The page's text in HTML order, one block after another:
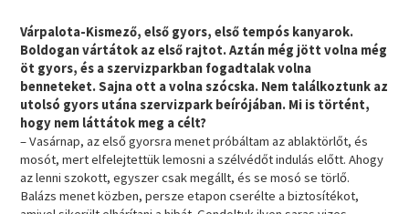
Várpalota-Kismező, első gyors, első tempós kanyarok.
Boldogan vártátok az első rajtot. Aztán még jött volna még
öt gyors, és a szervizparkban fogadtalak volna
benneteket. Sajna ott a volna szócska. Nem találkoztunk az
utolsó gyors utána szervizpark beírójában. Mi is történt,
hogy nem láttátok meg a célt?
– Vasárnap, az első gyorsra menet próbáltam az ablaktörlőt, és
mosót, mert elfelejtettük lemosni a szélvédőt indulás előtt. Ahogy
az lenni szokott, egyszer csak megállt, és se mosó se törlő.
Balázs menet közben, persze etapon cserélte a biztosítékot,